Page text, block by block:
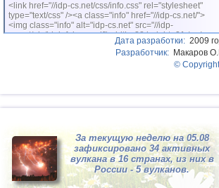
<link href="//idp-cs.net/css/info.css" rel="stylesheet"
type="text/css" /><a class="info" href="//idp-cs.net/">
<img class="info" alt="idp-cs.net" src="//idp-
cs.net/pix/idpinfok_sm.gif" width=88 height=31 /></a>
Дата разработки: 2009
Разработчик: Макаров
©
За текущую неделю на 05.08
зафиксировано 34 активных
вулкана в 16 странах, из них в
России - 5 вулканов.